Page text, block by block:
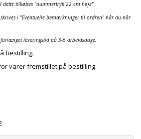
dette tilkøbes "nummertryk 22 cm høje"
i "Eventuelle bemærkninger til ordren" når du når
leveringstid på 3-5 arbejdsdage.
bestilling.
varer fremstillet på bestilling.